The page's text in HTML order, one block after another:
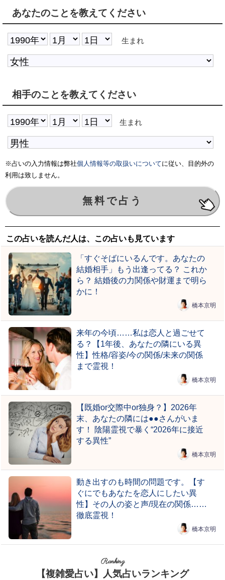
あなたのことを教えてください
生まれ
相手のことを教えてください
生まれ
※占いの入力情報は弊社個人情報等の取扱いについてに従い、目的外の
利用は致しません。
この占いを読んだ人は、この占いも見ています
「すぐそばにいるんです。あなたの
結婚相手」もう出逢ってる？ これか
ら？ 結婚後の力関係や財運まで明ら
かに！
橋本京明
来年の今頃……私は恋人と過ごせて
る？【1年後、あなたの隣にいる異
性】性格/容姿/今の関係/未来の関係
まで霊視！
橋本京明
【既婚or交際中or独身？】2026年
末、あなたの隣には●●さんがいま
す！ 陰陽霊視で暴く“2026年に接近
する異性”
橋本京明
動き出すのも時間の問題です。【す
ぐにでもあなたを恋人にしたい異
性】その人の姿と声/現在の関係……
徹底霊視！
橋本京明
Ranking
【複雑愛占い】人気占いランキング